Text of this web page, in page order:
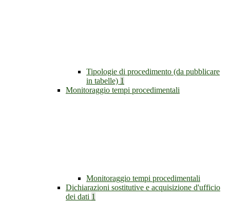
Tipologie di procedimento (da pubblicare
in tabelle) 1
Monitoraggio tempi procedimentali
Monitoraggio tempi procedimentali
Dichiarazioni sostitutive e acquisizione d'ufficio
dei dati 1